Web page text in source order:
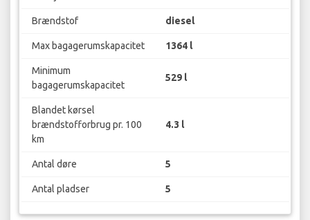
Brændstof diesel
Max bagagerumskapacitet 1364 l
Minimum
bagagerumskapacitet
529 l
Blandet kørsel
brændstofforbrug pr. 100
km
4.3 l
Antal døre 5
Antal pladser 5